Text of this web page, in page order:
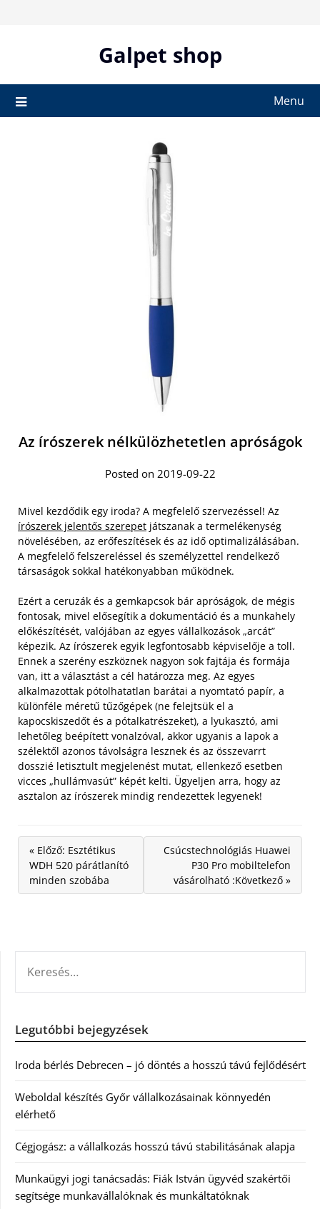
Galpet shop
Menu
Az írószerek nélkülözhetetlen apróságok
Posted on 2019-09-22
Mivel kezdődik egy iroda? A megfelelő szervezéssel! Az
írószerek jelentős szerepet játszanak a termelékenység
növelésében, az erőfeszítések és az idő optimalizálásában.
A megfelelő felszereléssel és személyzettel rendelkező
társaságok sokkal hatékonyabban működnek.
Ezért a ceruzák és a gemkapcsok bár apróságok, de mégis
fontosak, mivel elősegítik a dokumentáció és a munkahely
előkészítését, valójában az egyes vállalkozások „arcát”
képezik. Az írószerek egyik legfontosabb képviselője a toll.
Ennek a szerény eszköznek nagyon sok fajtája és formája
van, itt a választást a cél határozza meg. Az egyes
alkalmazottak pótolhatatlan barátai a nyomtató papír, a
különféle méretű tűzőgépek (ne felejtsük el a
kapocskiszedőt és a pótalkatrészeket), a lyukasztó, ami
lehetőleg beépített vonalzóval, akkor ugyanis a lapok a
szélektől azonos távolságra lesznek és az összevarrt
dosszié letisztult megjelenést mutat, ellenkező esetben
vicces „hullámvasút” képét kelti. Ügyeljen arra, hogy az
asztalon az írószerek mindig rendezettek legyenek!
« Előző: Esztétikus
WDH 520 párátlanító
minden szobába
Csúcstechnológiás Huawei
P30 Pro mobiltelefon
vásárolható :Következő »
Legutóbbi bejegyzések
Iroda bérlés Debrecen – jó döntés a hosszú távú fejlődésért
Weboldal készítés Győr vállalkozásainak könnyedén
elérhető
Cégjogász: a vállalkozás hosszú távú stabilitásának alapja
Munkaügyi jogi tanácsadás: Fiák István ügyvéd szakértői
segítsége munkavállalóknak és munkáltatóknak